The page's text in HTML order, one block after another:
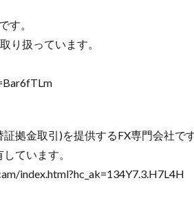
す。
り扱っています。
拠金取引)を提供するFX専門会社です
ています。
index.html?hc_ak=134Y7.3.H7L4H